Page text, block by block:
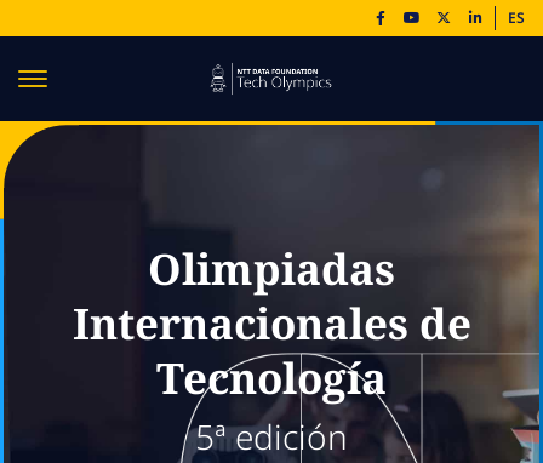
ES
Olimpiadas
Internacionales de
Tecnología
5ª edición